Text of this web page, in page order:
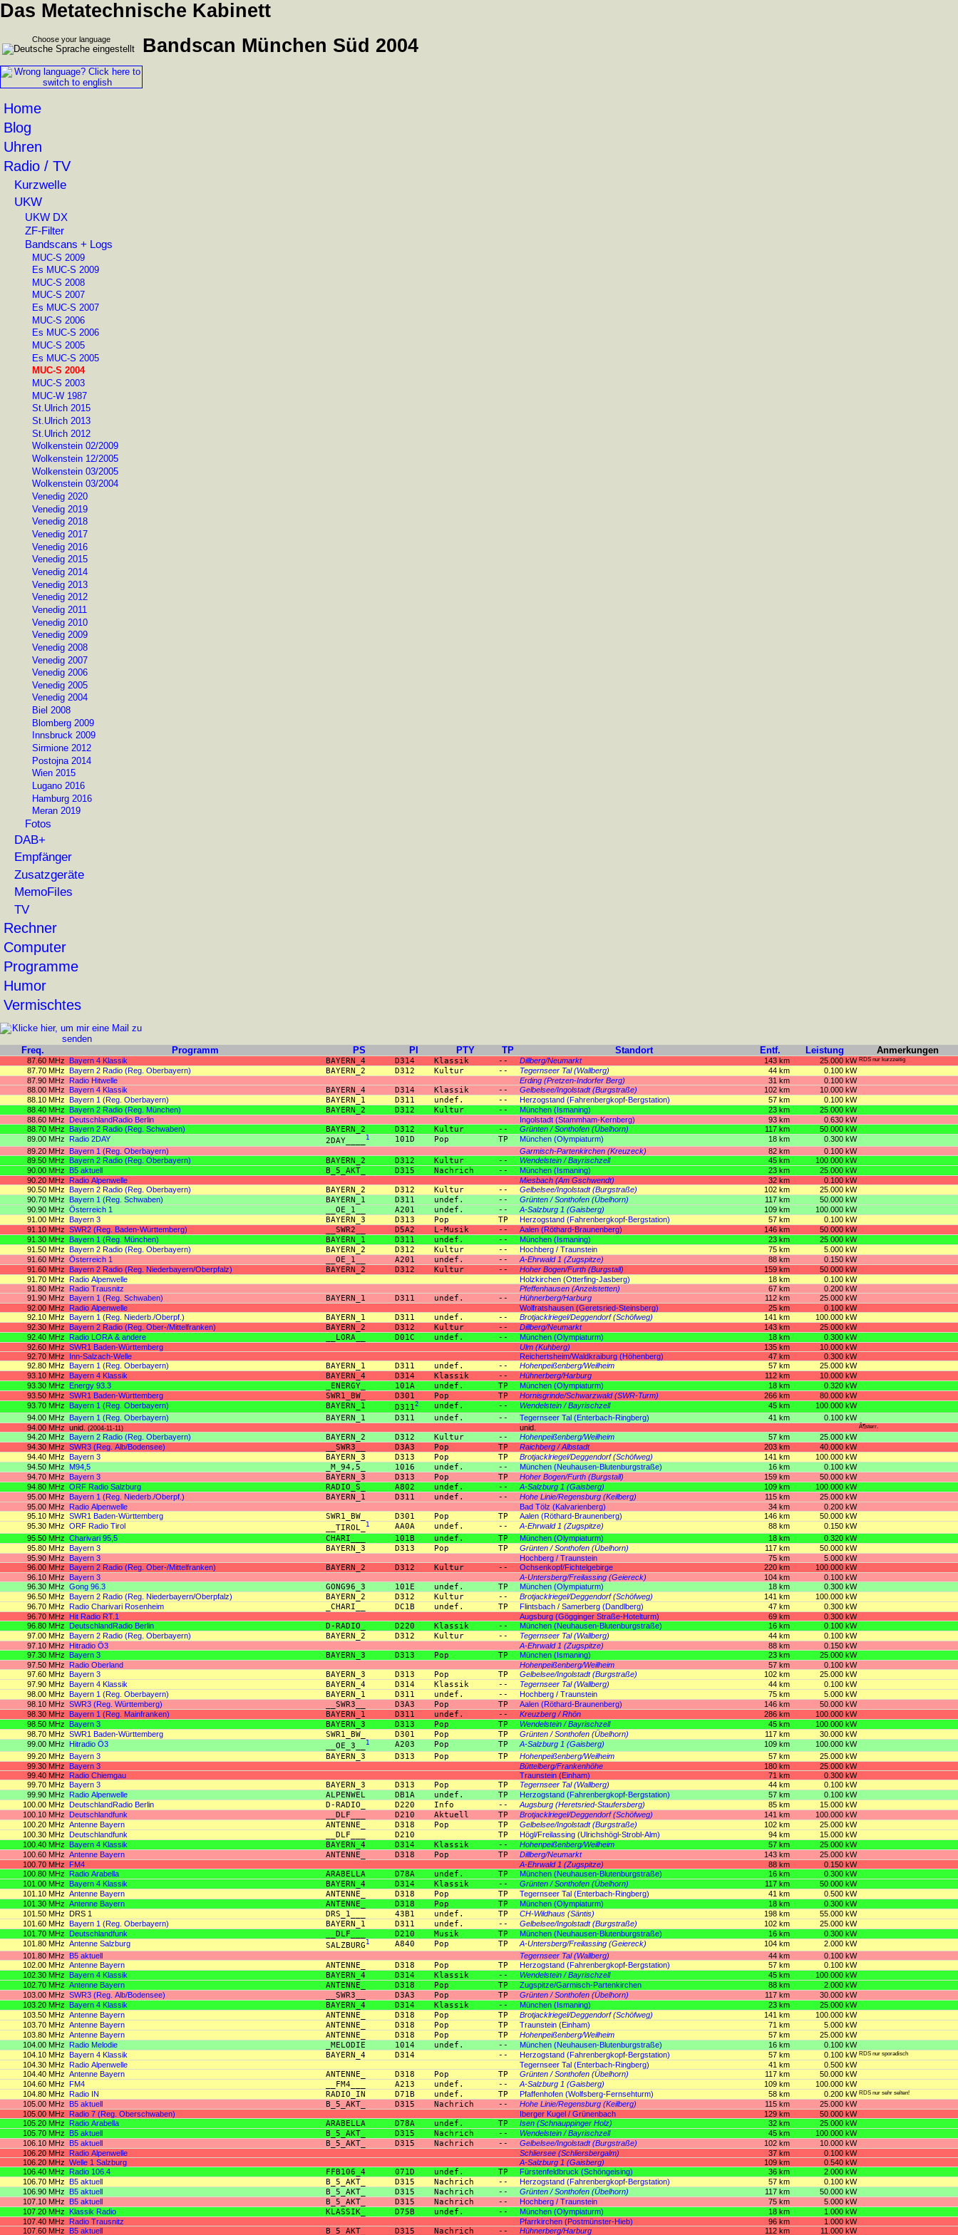
Das Metatechnische Kabinett
Choose your language
Home
Blog
Uhren
Radio / TV
Kurzwelle
UKW
UKW DX
ZF-Filter
Bandscans + Logs
MUC-S 2009
Es MUC-S 2009
MUC-S 2008
MUC-S 2007
Es MUC-S 2007
MUC-S 2006
Es MUC-S 2006
MUC-S 2005
Es MUC-S 2005
MUC-S 2004
MUC-S 2003
MUC-W 1987
St.Ulrich 2015
St.Ulrich 2013
St.Ulrich 2012
Wolkenstein 02/2009
Wolkenstein 12/2005
Wolkenstein 03/2005
Wolkenstein 03/2004
Venedig 2020
Venedig 2019
Venedig 2018
Venedig 2017
Venedig 2016
Venedig 2015
Venedig 2014
Venedig 2013
Venedig 2012
Venedig 2011
Venedig 2010
Venedig 2009
Venedig 2008
Venedig 2007
Venedig 2006
Venedig 2005
Venedig 2004
Biel 2008
Blomberg 2009
Innsbruck 2009
Sirmione 2012
Postojna 2014
Wien 2015
Lugano 2016
Hamburg 2016
Meran 2019
Fotos
DAB+
Empfänger
Zusatzgeräte
MemoFiles
TV
Rechner
Computer
Programme
Humor
Vermischtes
Bandscan München Süd 2004
Freq. Programm PS PI PTY TP Standort Entf. Leistung Anmerkungen
87.60 MHz Bayern 4 Klassik BAYERN_4 D314 Klassik -- Dillberg/Neumarkt 143 km 25.000 kW RDS nur kurzzeitig
87.70 MHz Bayern 2 Radio (Reg. Oberbayern) BAYERN_2 D312 Kultur -- Tegernseer Tal (Wallberg) 44 km
0.100 kW
87.90 MHz Radio Hitwelle Erding (Pretzen-Indorfer Berg) 31 km
0.100 kW
88.00 MHz Bayern 4 Klassik BAYERN_4 D314 Klassik -- Gelbelsee/Ingolstadt (Burgstraße) 102 km
10.000 kW
88.10 MHz Bayern 1 (Reg. Oberbayern) BAYERN_1 D311 undef. -- Herzogstand (Fahrenbergkopf-Bergstation) 57 km
0.100 kW
88.40 MHz Bayern 2 Radio (Reg. München) BAYERN_2 D312 Kultur -- München (Ismaning) 23 km
25.000 kW
88.60 MHz DeutschlandRadio Berlin Ingolstadt (Stammham-Kernberg) 93 km
0.630 kW
88.70 MHz Bayern 2 Radio (Reg. Schwaben) BAYERN_2 D312 Kultur -- Grünten / Sonthofen (Übelhorn) 117 km
50.000 kW
89.00 MHz Radio 2DAY 2DAY____ 1 101D Pop TP München (Olympiaturm) 18 km
0.300 kW
89.20 MHz Bayern 1 (Reg. Oberbayern) Garmisch-Partenkirchen (Kreuzeck) 82 km
0.100 kW
89.50 MHz Bayern 2 Radio (Reg. Oberbayern) BAYERN_2 D312 Kultur -- Wendelstein / Bayrischzell 45 km
100.000 kW
90.00 MHz B5 aktuell B_5_AKT_ D315 Nachrich -- München (Ismaning) 23 km
25.000 kW
90.20 MHz Radio Alpenwelle Miesbach (Am Gschwendt) 32 km
0.100 kW
90.50 MHz Bayern 2 Radio (Reg. Oberbayern) BAYERN_2 D312 Kultur -- Gelbelsee/Ingolstadt (Burgstraße) 102 km
25.000 kW
90.70 MHz Bayern 1 (Reg. Schwaben) BAYERN_1 D311 undef. -- Grünten / Sonthofen (Übelhorn) 117 km
50.000 kW
90.90 MHz Österreich 1 __OE_1__ A201 undef. -- A-Salzburg 1 (Gaisberg) 109 km
100.000 kW
91.00 MHz Bayern 3 BAYERN_3 D313 Pop TP Herzogstand (Fahrenbergkopf-Bergstation) 57 km
0.100 kW
91.10 MHz SWR2 (Reg. Baden-Württemberg) __SWR2__ D5A2 L-Musik -- Aalen (Röthard-Braunenberg) 146 km
50.000 kW
91.30 MHz Bayern 1 (Reg. München) BAYERN_1 D311 undef. -- München (Ismaning) 23 km
25.000 kW
91.50 MHz Bayern 2 Radio (Reg. Oberbayern) BAYERN_2 D312 Kultur -- Hochberg / Traunstein 75 km
5.000 kW
91.60 MHz Österreich 1 __OE_1__ A201 undef. -- A-Ehrwald 1 (Zugspitze) 88 km
0.150 kW
91.60 MHz Bayern 2 Radio (Reg. Niederbayern/Oberpfalz) BAYERN_2 D312 Kultur -- Hoher Bogen/Furth (Burgstall) 159 km
50.000 kW
91.70 MHz Radio Alpenwelle Holzkirchen (Otterfing-Jasberg) 18 km
0.100 kW
91.80 MHz Radio Trausnitz Pfeffenhausen (Anzelstetten) 67 km
0.200 kW
91.90 MHz Bayern 1 (Reg. Schwaben) BAYERN_1 D311 undef. -- Hühnerberg/Harburg 112 km
25.000 kW
92.00 MHz Radio Alpenwelle Wolfratshausen (Geretsried-Steinsberg) 25 km
0.100 kW
92.10 MHz Bayern 1 (Reg. Niederb./Oberpf.) BAYERN_1 D311 undef. -- Brotjacklriegel/Deggendorf (Schöfweg) 141 km
100.000 kW
92.30 MHz Bayern 2 Radio (Reg. Ober-/Mittelfranken) BAYERN_2 D312 Kultur -- Dillberg/Neumarkt 143 km
25.000 kW
92.40 MHz Radio LORA & andere __LORA__ D01C undef. -- München (Olympiaturm) 18 km
0.300 kW
92.60 MHz SWR1 Baden-Württemberg Ulm (Kuhberg) 135 km
10.000 kW
92.70 MHz
Inn-Salzach-Welle Reichertsheim/Waldkraiburg (Höhenberg) 47 km
0.300 kW
92.80 MHz Bayern 1 (Reg. Oberbayern) BAYERN_1 D311 undef. -- Hohenpeißenberg/Weilheim 57 km
25.000 kW
93.10 MHz Bayern 4 Klassik BAYERN_4 D314 Klassik -- Hühnerberg/Harburg 112 km
10.000 kW
93.30 MHz Energy 93.3 _ENERGY_ 101A undef. TP München (Olympiaturm) 18 km
0.320 kW
93.50 MHz SWR1 Baden-Württemberg SWR1_BW_ D301 Pop TP Hornisgrinde/Schwarzwald (SWR-Turm) 266 km
80.000 kW
93.70 MHz Bayern 1 (Reg. Oberbayern) BAYERN_1 D3112 undef. -- Wendelstein / Bayrischzell 45 km
100.000 kW
94.00 MHz Bayern 1 (Reg. Oberbayern) BAYERN_1 D311 undef. -- Tegernseer Tal (Enterbach-Ringberg) 41 km
0.100 kW
94.00 MHz unid. (2004-11-11) unid. Ã¶sterr.
94.20 MHz Bayern 2 Radio (Reg. Oberbayern) BAYERN_2 D312 Kultur -- Hohenpeißenberg/Weilheim 57 km
25.000 kW
94.30 MHz SWR3 (Reg. Alb/Bodensee) __SWR3__ D3A3 Pop TP Raichberg / Albstadt 203 km
40.000 kW
94.40 MHz Bayern 3 BAYERN_3 D313 Pop TP Brotjacklriegel/Deggendorf (Schöfweg) 141 km
100.000 kW
94.50 MHz M94,5 _M_94,5_ 1016 undef. -- München (Neuhausen-Blutenburgstraße) 16 km
0.100 kW
94.70 MHz Bayern 3 BAYERN_3 D313 Pop TP Hoher Bogen/Furth (Burgstall) 159 km
50.000 kW
94.80 MHz ORF Radio Salzburg RADIO_S_ A802 undef. -- A-Salzburg 1 (Gaisberg) 109 km
100.000 kW
95.00 MHz Bayern 1 (Reg. Niederb./Oberpf.) BAYERN_1 D311 undef. -- Hohe Linie/Regensburg (Keilberg) 115 km
25.000 kW
95.00 MHz Radio Alpenwelle Bad Tölz (Kalvarienberg) 34 km
0.200 kW
95.10 MHz SWR1 Baden-Württemberg SWR1_BW_ D301 Pop TP Aalen (Röthard-Braunenberg) 146 km
50.000 kW
95.30 MHz ORF Radio Tirol __TIROL_ 1 AA0A undef. -- A-Ehrwald 1 (Zugspitze) 88 km
0.150 kW
95.50 MHz Charivari 95,5 CHARI___ 101B undef. TP München (Olympiaturm) 18 km
0.320 kW
95.80 MHz Bayern 3 BAYERN_3 D313 Pop TP Grünten / Sonthofen (Übelhorn) 117 km
50.000 kW
95.90 MHz Bayern 3 Hochberg / Traunstein 75 km
5.000 kW
96.00 MHz Bayern 2 Radio (Reg. Ober-/Mittelfranken) BAYERN_2 D312 Kultur -- Ochsenkopf/Fichtelgebirge 220 km
100.000 kW
96.10 MHz Bayern 3 A-Untersberg/Freilassing (Geiereck) 104 km
0.100 kW
96.30 MHz Gong 96.3 GONG96_3 101E undef. TP München (Olympiaturm) 18 km
0.300 kW
96.50 MHz Bayern 2 Radio (Reg. Niederbayern/Oberpfalz) BAYERN_2 D312 Kultur -- Brotjacklriegel/Deggendorf (Schöfweg) 141 km
100.000 kW
96.70 MHz Radio Charivari Rosenheim _CHARI__ DC1B undef. TP Flintsbach / Samerberg (Dandlberg) 47 km
0.300 kW
96.70 MHz Hit Radio RT.1 Augsburg (Gögginger Straße-Hotelturm) 69 km
0.300 kW
96.80 MHz DeutschlandRadio Berlin D-RADIO_ D220 Klassik -- München (Neuhausen-Blutenburgstraße) 16 km
0.100 kW
97.00 MHz Bayern 2 Radio (Reg. Oberbayern) BAYERN_2 D312 Kultur -- Tegernseer Tal (Wallberg) 44 km
0.100 kW
97.10 MHz Hitradio Ö3 A-Ehrwald 1 (Zugspitze) 88 km
0.150 kW
97.30 MHz Bayern 3 BAYERN_3 D313 Pop TP München (Ismaning) 23 km
25.000 kW
97.50 MHz Radio Oberland Hohenpeißenberg/Weilheim 57 km
0.100 kW
97.60 MHz Bayern 3 BAYERN_3 D313 Pop TP Gelbelsee/Ingolstadt (Burgstraße) 102 km
25.000 kW
97.90 MHz Bayern 4 Klassik BAYERN_4 D314 Klassik -- Tegernseer Tal (Wallberg) 44 km
0.100 kW
98.00 MHz Bayern 1 (Reg. Oberbayern) BAYERN_1 D311 undef. -- Hochberg / Traunstein 75 km
5.000 kW
98.10 MHz SWR3 (Reg. Württemberg) __SWR3__ D3A3 Pop TP Aalen (Röthard-Braunenberg) 146 km
50.000 kW
98.30 MHz Bayern 1 (Reg. Mainfranken) BAYERN_1 D311 undef. -- Kreuzberg / Rhön 286 km
100.000 kW
98.50 MHz Bayern 3 BAYERN_3 D313 Pop TP Wendelstein / Bayrischzell 45 km
100.000 kW
98.70 MHz SWR1 Baden-Württemberg SWR1_BW_ D301 Pop TP Grünten / Sonthofen (Übelhorn) 117 km
30.000 kW
99.00 MHz Hitradio Ö3 __OE_3__ 1 A203 Pop TP A-Salzburg 1 (Gaisberg) 109 km
100.000 kW
99.20 MHz Bayern 3 BAYERN_3 D313 Pop TP Hohenpeißenberg/Weilheim 57 km
25.000 kW
99.30 MHz Bayern 3 Büttelberg/Frankenhöhe 180 km
25.000 kW
99.40 MHz Radio Chiemgau Traunstein (Einham) 71 km
0.300 kW
99.70 MHz Bayern 3 BAYERN_3 D313 Pop TP Tegernseer Tal (Wallberg) 44 km
0.100 kW
99.90 MHz Radio Alpenwelle ALPENWEL DB1A undef. TP Herzogstand (Fahrenbergkopf-Bergstation) 57 km
0.100 kW
100.00 MHz DeutschlandRadio Berlin D-RADIO_ D220 Info -- Augsburg (Heretsried-Staufersberg) 85 km
15.000 kW
100.10 MHz Deutschlandfunk __DLF___ D210 Aktuell TP Brotjacklriegel/Deggendorf (Schöfweg) 141 km
100.000 kW
100.20 MHz Antenne Bayern ANTENNE_ D318 Pop TP Gelbelsee/Ingolstadt (Burgstraße) 102 km
25.000 kW
100.30 MHz Deutschlandfunk __DLF___ D210 TP Högl/Freilassing (Ulrichshögl-Strobl-Alm) 94 km
15.000 kW
100.40 MHz Bayern 4 Klassik BAYERN_4 D314 Klassik -- Hohenpeißenberg/Weilheim 57 km
25.000 kW
100.60 MHz Antenne Bayern ANTENNE_ D318 Pop TP Dillberg/Neumarkt 143 km
25.000 kW
100.70 MHz FM4 A-Ehrwald 1 (Zugspitze) 88 km
0.150 kW
100.80 MHz Radio Arabella ARABELLA D78A undef. TP München (Neuhausen-Blutenburgstraße) 16 km
0.300 kW
101.00 MHz Bayern 4 Klassik BAYERN_4 D314 Klassik -- Grünten / Sonthofen (Übelhorn) 117 km
50.000 kW
101.10 MHz Antenne Bayern ANTENNE_ D318 Pop TP Tegernseer Tal (Enterbach-Ringberg) 41 km
0.500 kW
101.30 MHz Antenne Bayern ANTENNE_ D318 Pop TP München (Olympiaturm) 18 km
0.300 kW
101.50 MHz DRS 1 DRS_1___ 43B1 undef. TP CH-Wildhaus (Säntis) 198 km
55.000 kW
101.60 MHz Bayern 1 (Reg. Oberbayern) BAYERN_1 D311 undef. -- Gelbelsee/Ingolstadt (Burgstraße) 102 km
25.000 kW
101.70 MHz Deutschlandfunk __DLF___ D210 Musik TP München (Neuhausen-Blutenburgstraße) 16 km
0.300 kW
101.80 MHz Antenne Salzburg SALZBURG 1 A840 Pop TP A-Untersberg/Freilassing (Geiereck) 104 km
2.000 kW
101.80 MHz B5 aktuell Tegernseer Tal (Wallberg) 44 km
0.100 kW
102.00 MHz Antenne Bayern ANTENNE_ D318 Pop TP Herzogstand (Fahrenbergkopf-Bergstation) 57 km
0.100 kW
102.30 MHz Bayern 4 Klassik BAYERN_4 D314 Klassik -- Wendelstein / Bayrischzell 45 km
100.000 kW
102.70 MHz Antenne Bayern ANTENNE_ D318 Pop TP Zugspitze/Garmisch-Partenkirchen 88 km
2.000 kW
103.00 MHz SWR3 (Reg. Alb/Bodensee) __SWR3__ D3A3 Pop TP Grünten / Sonthofen (Übelhorn) 117 km
30.000 kW
103.20 MHz Bayern 4 Klassik BAYERN_4 D314 Klassik -- München (Ismaning) 23 km
25.000 kW
103.50 MHz Antenne Bayern ANTENNE_ D318 Pop TP Brotjacklriegel/Deggendorf (Schöfweg) 141 km
100.000 kW
103.70 MHz Antenne Bayern ANTENNE_ D318 Pop TP Traunstein (Einham) 71 km
5.000 kW
103.80 MHz Antenne Bayern ANTENNE_ D318 Pop TP Hohenpeißenberg/Weilheim 57 km
25.000 kW
104.00 MHz Radio Melodie _MELODIE 1014 undef. -- München (Neuhausen-Blutenburgstraße) 16 km
0.100 kW
104.10 MHz Bayern 4 Klassik BAYERN_4 D314 -- Herzogstand (Fahrenbergkopf-Bergstation) 57 km 0.100 kW RDS nur sporadisch
104.30 MHz Radio Alpenwelle Tegernseer Tal (Enterbach-Ringberg) 41 km
0.500 kW
104.40 MHz Antenne Bayern ANTENNE_ D318 Pop TP Grünten / Sonthofen (Übelhorn) 117 km
50.000 kW
104.60 MHz FM4 __FM4___ A213 undef. -- A-Salzburg 1 (Gaisberg) 109 km
100.000 kW
104.80 MHz Radio IN RADIO_IN D71B undef. TP Pfaffenhofen (Wolfsberg-Fernsehturm) 58 km 0.200 kW RDS nur sehr selten!
105.00 MHz B5 aktuell B_5_AKT_ D315 Nachrich -- Hohe Linie/Regensburg (Keilberg) 115 km
25.000 kW
105.00 MHz Radio 7 (Reg. Oberschwaben) Iberger Kugel / Grünenbach 129 km
50.000 kW
105.20 MHz Radio Arabella ARABELLA D78A undef. TP Isen (Schnauppinger Holz) 32 km
25.000 kW
105.70 MHz B5 aktuell B_5_AKT_ D315 Nachrich -- Wendelstein / Bayrischzell 45 km
100.000 kW
106.10 MHz B5 aktuell B_5_AKT_ D315 Nachrich -- Gelbelsee/Ingolstadt (Burgstraße) 102 km
10.000 kW
106.20 MHz Radio Alpenwelle Schliersee (Schliersbergalm) 37 km
0.100 kW
106.20 MHz Welle 1 Salzburg A-Salzburg 1 (Gaisberg) 109 km
0.540 kW
106.40 MHz Radio 106.4 FFB106_4 071D undef. TP Fürstenfeldbruck (Schöngeising) 36 km
2.000 kW
106.70 MHz B5 aktuell B_5_AKT_ D315 Nachrich -- Herzogstand (Fahrenbergkopf-Bergstation) 57 km
0.100 kW
106.90 MHz B5 aktuell B_5_AKT_ D315 Nachrich -- Grünten / Sonthofen (Übelhorn) 117 km
50.000 kW
107.10 MHz B5 aktuell B_5_AKT_ D315 Nachrich -- Hochberg / Traunstein 75 km
5.000 kW
107.20 MHz Klassik Radio KLASSIK_ D75B undef. -- München (Olympiaturm) 18 km
1.000 kW
107.40 MHz Radio Trausnitz Pfarrkirchen (Postmünster-Hieb) 96 km
1.000 kW
107.60 MHz B5 aktuell B_5_AKT_ D315 Nachrich -- Hühnerberg/Harburg 112 km
11.000 kW